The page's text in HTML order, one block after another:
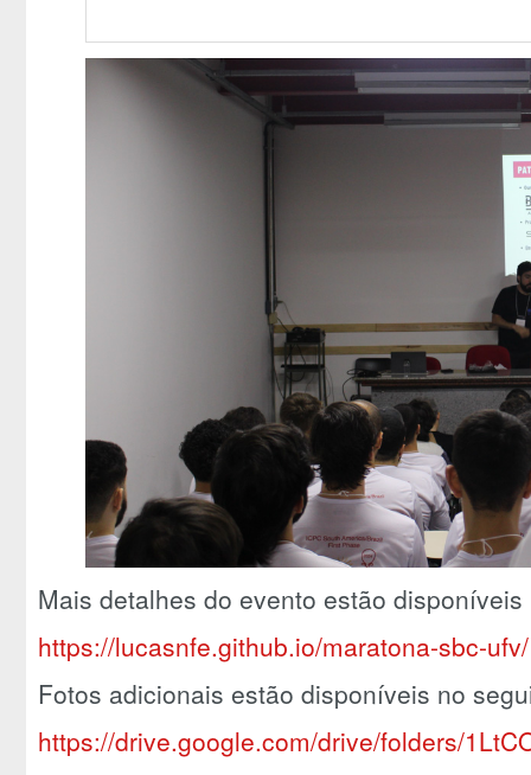
Mais detalhes do evento estão
https://lucasnfe.github.io/maratona-sbc-ufv/
Fotos adicionais estão disponíveis no
https://drive.google.com/drive/folders/